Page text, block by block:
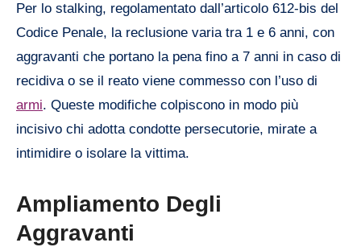
Per lo stalking, regolamentato dall’articolo 612-bis del
Codice Penale, la reclusione varia tra 1 e 6 anni, con
aggravanti che portano la pena fino a 7 anni in caso di
recidiva o se il reato viene commesso con l’uso di
armi. Queste modifiche colpiscono in modo più
incisivo chi adotta condotte persecutorie, mirate a
intimidire o isolare la vittima.
Ampliamento Degli
Aggravanti